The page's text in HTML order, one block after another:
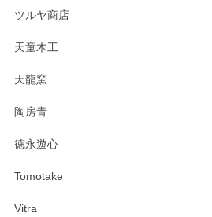
ツルヤ商店
天童木工
天龍窯
陶房青
徳永遊心
Tomotake
Vitra